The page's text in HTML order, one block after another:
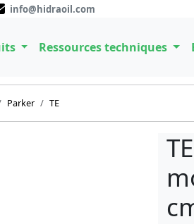
info@hidraoil.com
Ressources techniques
Parker TE